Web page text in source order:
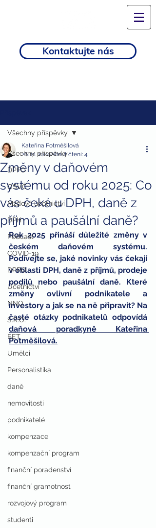
Kontaktujte nás
Všechny příspěvky
DPFO
OSVČ
Mzdové účetnictví
DPH
Podcast
COVID-19
DPPO
Účetnictví
NNO
S.R.O.
EET
Umělci
Personalistika
daně
nemovitosti
podnikatelé
kompenzace
kompenzační program
finanční poradenství
finanční gramotnost
rozvojový program
studenti
Všechny příspěvky
Změny v daňovém
systému od roku 2025: Co
vás čeká u DPH, daně z
příjmů a paušální daně?
Kateřina Potměšilová
26. 11. 2024Minut čtení: 4
Rok 2025 přináší důležité změny v
českém daňovém systému.
Podívejte se, jaké novinky vás čekají
v oblasti DPH, daně z příjmů, prodeje
podílů nebo paušální daně. Které
změny ovlivní podnikatele a
investory a jak se na ně připravit? Na
časté otázky podnikatelů odpovídá
daňová poradkyně Kateřina
Potměšilová.